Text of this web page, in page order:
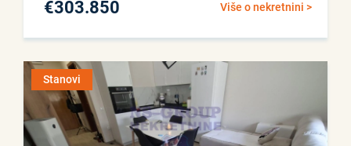
Više o nekretnini >
€303.850
Stanovi